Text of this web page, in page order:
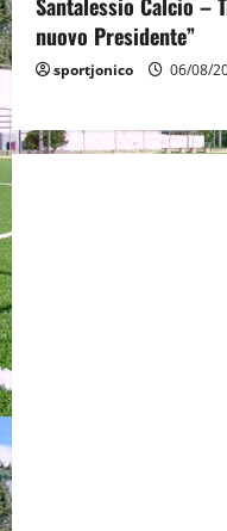
Santalessio Calcio –
nuovo Presidente”
sportjonico 06/08/